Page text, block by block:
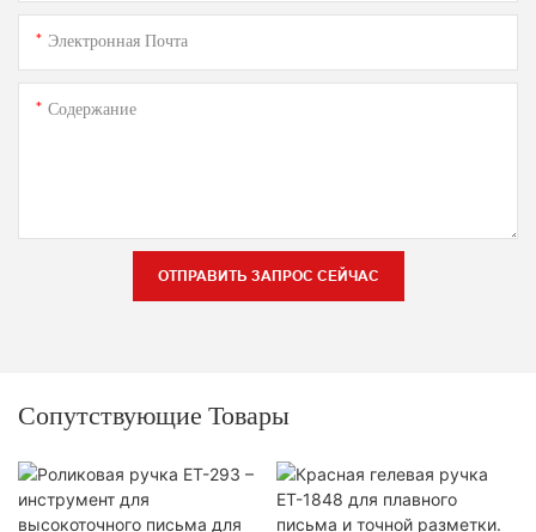
Электронная Почта
Содержание
ОТПРАВИТЬ ЗАПРОС СЕЙЧАС
Сопутствующие Товары